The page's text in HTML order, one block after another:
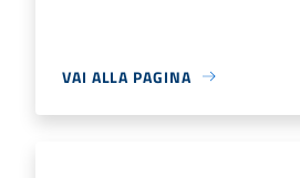
VAI ALLA PAGINA